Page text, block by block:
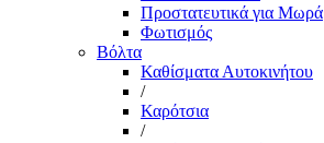
Προστατευτικά για Μωρά
Φωτισμός
Βόλτα
Καθίσματα Αυτοκινήτου
/
Καρότσια
/